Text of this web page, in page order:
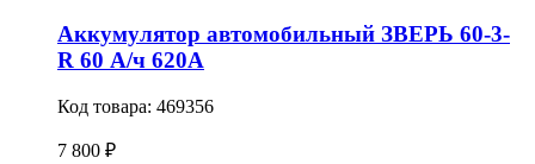
Аккумулятор автомобильный ЗВЕРЬ 60-3-
R 60 А/ч 620А
Код товара: 469356
7 800 ₽